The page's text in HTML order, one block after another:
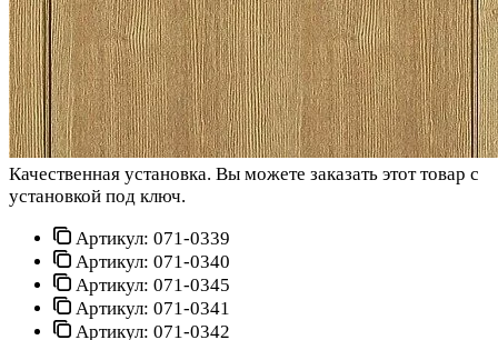
Качественная установка. Вы можете заказать этот товар с
установкой под ключ.
Артикул: 071-0339
Артикул: 071-0340
Артикул: 071-0345
Артикул: 071-0341
Артикул: 071-0342